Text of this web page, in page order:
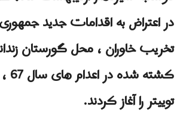
در اعتراض به اقدامات جدید
تخریب خاوران ، محل گورستان
توییتر را آغاز کردند.